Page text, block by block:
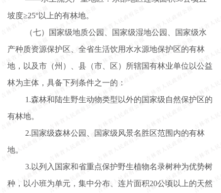
坡度≥25°以上的有林地。
（七）国家级地质公园、国家级湿地公园、国家级水
产种质资源保护区、全省生活饮用水水源地保护区的有林
地，以及市（州）、县（市、区）所辖国有林业单位以公益
林为主体，具备下列条件之一的：
1.森林和陆生野生动物类型以外的国家级自然保护区的
有林地。
2.国家级森林公园、国家级风景名胜区范围内的有林
地。
3.以列入国家和省重点保护野生植物名录树种为优势树
种，以小班为单元，集中分布、连片面积20公顷以上的天然